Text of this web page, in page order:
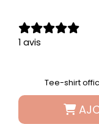
1 avis
Tee-shirt